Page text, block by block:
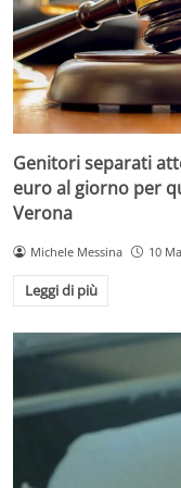
Genitori separati
euro al giorno per
Verona
Michele Messina 10
Leggi di più